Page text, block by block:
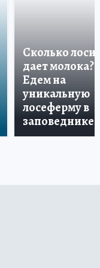
Сколько лосиха
дает молока?
Едем на
уникальную
лосеферму в
заповеднике!